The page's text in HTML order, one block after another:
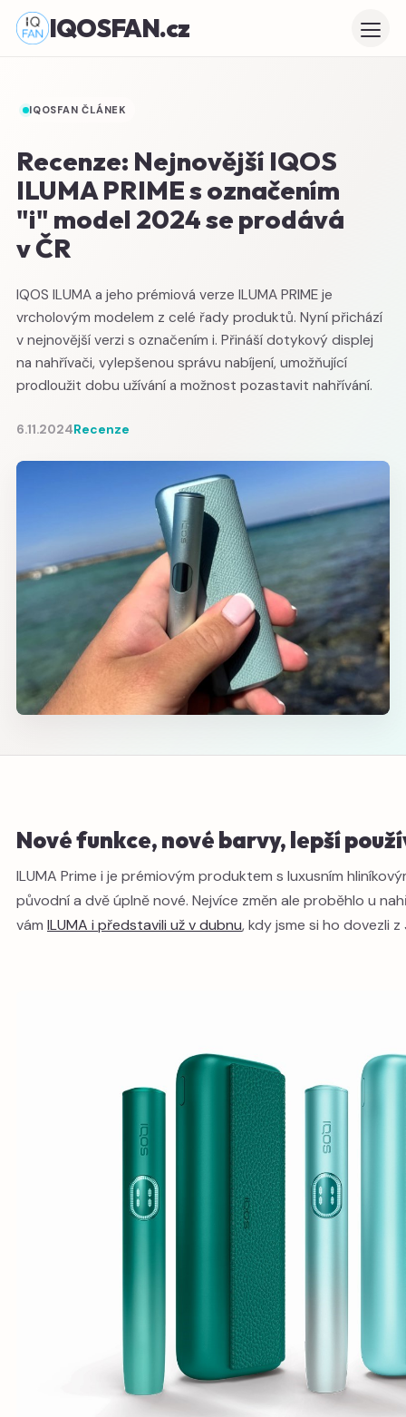
IQOSFAN.cz
IQOSFAN ČLÁNEK
Recenze: Nejnovější IQOS
ILUMA PRIME s označením
"i" model 2024 se prodává
v ČR
IQOS ILUMA a jeho prémiová verze ILUMA PRIME je
vrcholovým modelem z celé řady produktů. Nyní přichází
v nejnovější verzi s označením i. Přináší dotykový displej
na nahřívači, vylepšenou správu nabíjení, umožňující
prodloužit dobu užívání a možnost pozastavit nahřívání.
6.11.2024Recenze
Nové funkce, nové barvy, lepší
ILUMA Prime i je prémiovým produktem s luxusním
původní a dvě úplně nové. Nejvíce změn ale proběhlo u
vám ILUMA i představili už v dubnu, kdy jsme si ho dovezli